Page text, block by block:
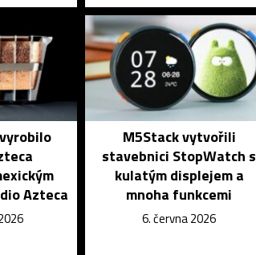
Azteca
M5Stack vytvořili
stavebnici StopWatch s
kulatým displejem a
mnoha funkcemi
6. června 2026